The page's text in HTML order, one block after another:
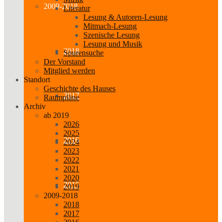
2009-2018
2018
2017
2016
2015
Literatur
Lesung & Autoren-Lesung
Mitmach-Lesung
Szenische Lesung
Lesung und Musik
Spurensuche
Der Vorstand
Mitglied werden
Standort
Geschichte des Hauses
Raumpläne
Archiv
ab 2019
2026
2025
2024
2023
2022
2021
2020
2019
2009-2018
2018
2017